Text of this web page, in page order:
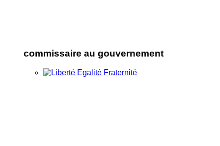
commissaire au gouvernement